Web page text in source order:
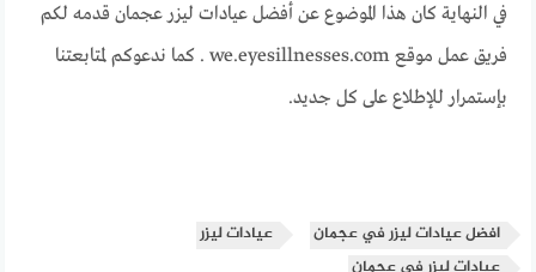
في النهاية كان هذا الموضوع عن أفضل عيادات ليزر عجمان قدمه لكم
فريق عمل موقع we.eyesillnesses.com . كما ندعوكم لمتابعتنا
بإستمرار للإطلاع على كل جديد.
افضل عيادات ليزر في عجمان
عيادات ليزر